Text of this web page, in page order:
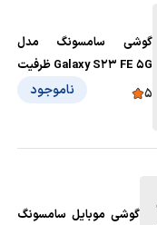
گوشی سامسونگ مدل
Galaxy S23 FE 5G ظرفیت
5 ناموجود
گوشی موبایل سامسونگ